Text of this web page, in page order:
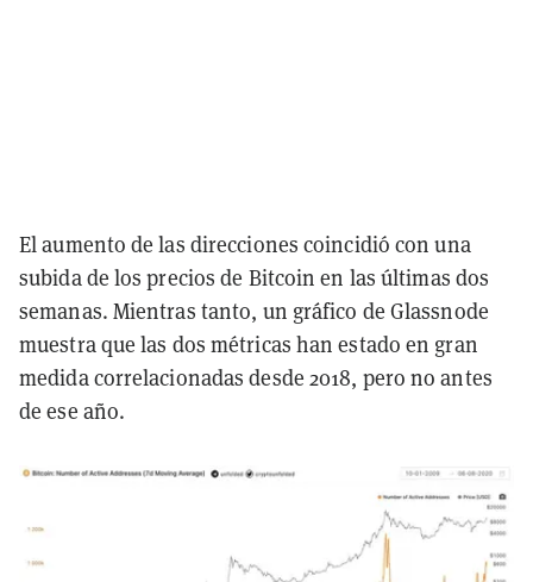
El aumento de las direcciones coincidió con una
subida de los precios de Bitcoin en las últimas dos
semanas. Mientras tanto, un gráfico de Glassnode
muestra que las dos métricas han estado en gran
medida correlacionadas desde 2018, pero no antes
de ese año.